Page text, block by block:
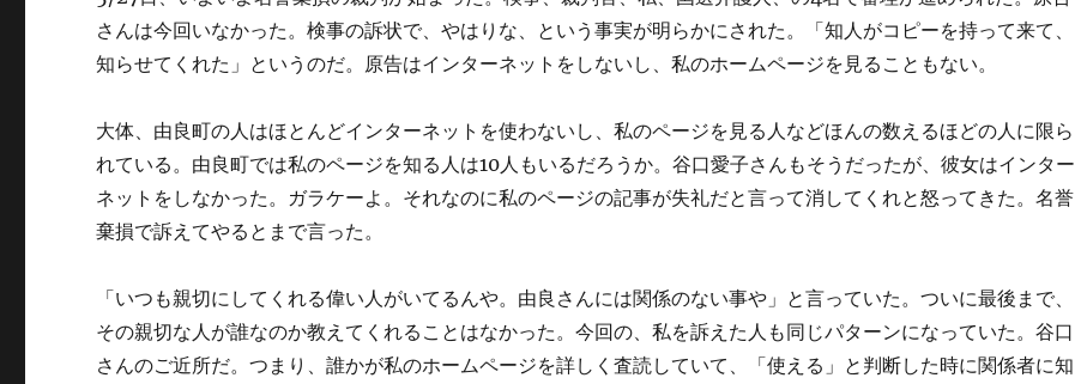
さんは今回いなかった。検事の訴状で、やはりな、という事実が明らかにされた。「知人がコピーを持って来て、
知らせてくれた」というのだ。原告はインターネットをしないし、私のホームページを見ることもない。
大体、由良町の人はほとんどインターネットを使わないし、私のページを見る人などほんの数えるほどの人に限ら
れている。由良町では私のページを知る人は10人もいるだろうか。谷口愛子さんもそうだったが、彼女はインター
ネットをしなかった。ガラケーよ。それなのに私のページの記事が失礼だと言って消してくれと怒ってきた。名誉
棄損で訴えてやるとまで言った。
「いつも親切にしてくれる偉い人がいてるんや。由良さんには関係のない事や」と言っていた。ついに最後まで、
その親切な人が誰なのか教えてくれることはなかった。今回の、私を訴えた人も同じパターンになっていた。谷口
さんのご近所だ。つまり、誰かが私のホームページを詳しく査読していて、「使える」と判断した時に関係者に知